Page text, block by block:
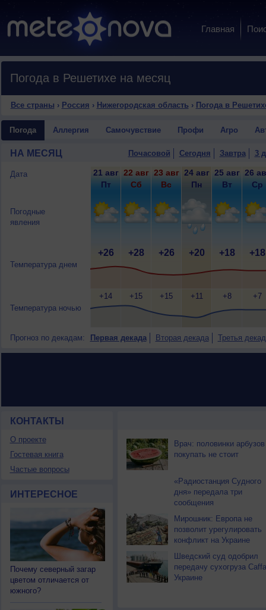
Главная
Погода в Решетихе на месяц
Все страны › Россия › Нижегородская область › Погода в
Погода Аллергия Самочувствие Профи Агро
НА МЕСЯЦ Почасовой Сегодня Завтра 3
Дата
Погодные
явления
Температура днем
Температура ночью
21 авг
Пт
+26
+14
22 авг
Сб
+28
+15
23 авг
Вс
+26
+15
24 авг
Пн
+20
+11
25 авг
Вт
+18
+8
26
Ср
+18
+7
Прогноз по декадам: Первая декада Вторая декада Третья
КОНТАКТЫ
О проекте
Гостевая книга
Частые вопросы
ИНТЕРЕСНОЕ
Почему северный загар
цветом отличается от
южного?
НОВОСТИ ПАРТНЕРОВ
Врач: половинки арбузов
покупать не стоит
«Радиостанция Судного
дня» передала три
сообщения
Мирошник: Европа не
позволит урегулировать
конфликт на Украине
Шведский суд одобрил
передачу сухогруза Caffa
Украине